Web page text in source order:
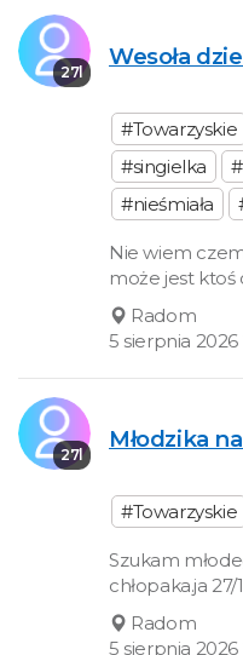
27l
Wesoła
#Towarzyskie
#singielka
#nieśmiała
Nie wiem
może jest ktoś
Radom
5 sierpnia 2026
27l
Młodzika
#Towarzyskie
Szukam
chłopaka.ja
Radom
5 sierpnia 2026